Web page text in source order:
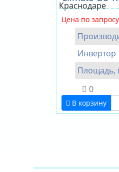
Цена по запросу
Инвертор
Площадь,
0
В корзину